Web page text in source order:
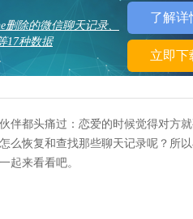
删除的微信聊天记录、
17种数据
了解详
立即下
伴都头痛过：恋爱的时候觉得对方
恢复和查找那些聊天记录呢？所
起来看看吧。